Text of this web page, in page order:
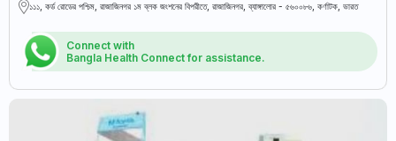
১১১, কর্ড রোডের পশ্চিম, রাজাজিনগর ১ম ব্লক জংশনের বিপরীতে, রাজাজিনগর, ব্যাঙ্গালোর - ৫৬০০৮৬, কর্ণাটক, ভারত
Connect with
Bangla Health Connect for assistance.